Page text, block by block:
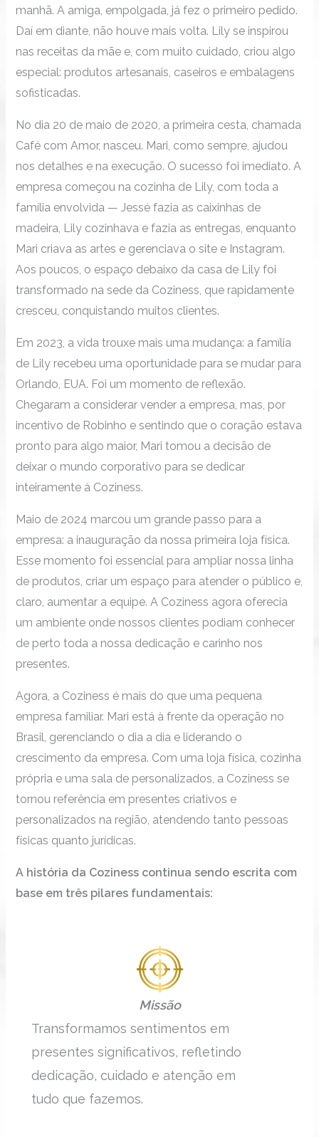
manhã. A amiga, empolgada, já fez o primeiro pedido.
Daí em diante, não houve mais volta. Lily se inspirou
nas receitas da mãe e, com muito cuidado, criou algo
especial: produtos artesanais, caseiros e embalagens
sofisticadas.
No dia 20 de maio de 2020, a primeira cesta, chamada
Café com Amor, nasceu. Mari, como sempre, ajudou
nos detalhes e na execução. O sucesso foi imediato. A
empresa começou na cozinha de Lily, com toda a
família envolvida — Jessé fazia as caixinhas de
madeira, Lily cozinhava e fazia as entregas, enquanto
Mari criava as artes e gerenciava o site e Instagram.
Aos poucos, o espaço debaixo da casa de Lily foi
transformado na sede da Coziness, que rapidamente
cresceu, conquistando muitos clientes.
Em 2023, a vida trouxe mais uma mudança: a família
de Lily recebeu uma oportunidade para se mudar para
Orlando, EUA. Foi um momento de reflexão.
Chegaram a considerar vender a empresa, mas, por
incentivo de Robinho e sentindo que o coração estava
pronto para algo maior, Mari tomou a decisão de
deixar o mundo corporativo para se dedicar
inteiramente à Coziness.
Maio de 2024 marcou um grande passo para a
empresa: a inauguração da nossa primeira loja física.
Esse momento foi essencial para ampliar nossa linha
de produtos, criar um espaço para atender o público e,
claro, aumentar a equipe. A Coziness agora oferecia
um ambiente onde nossos clientes podiam conhecer
de perto toda a nossa dedicação e carinho nos
presentes.
Agora, a Coziness é mais do que uma pequena
empresa familiar. Mari está à frente da operação no
Brasil, gerenciando o dia a dia e liderando o
crescimento da empresa. Com uma loja física, cozinha
própria e uma sala de personalizados, a Coziness se
tornou referência em presentes criativos e
personalizados na região, atendendo tanto pessoas
físicas quanto jurídicas.
A história da Coziness continua sendo escrita com
base em três pilares fundamentais:
Missão
Transformamos sentimentos em
presentes significativos, refletindo
dedicação, cuidado e atenção em
tudo que fazemos.